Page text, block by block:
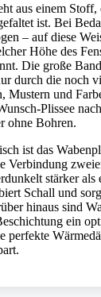
aus einem
ist. Bei
– auf diese
Höhe des
Die große
durch die noch
Mustern und
Plissee
ohne Bohren.
ist das
Verbindung
stärker
Schall und
hinaus sind
ein
perfekte